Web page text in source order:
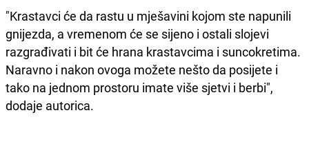
"Krastavci će da rastu u mješavini kojom ste napunili
gnijezda, a vremenom će se sijeno i ostali slojevi
razgrađivati i bit će hrana krastavcima i suncokretima.
Naravno i nakon ovoga možete nešto da posijete i
tako na jednom prostoru imate više sjetvi i berbi",
dodaje autorica.